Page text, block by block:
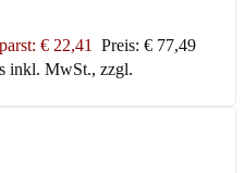
€ 22,41 Preis: € 77,49
inkl. MwSt., zzgl.